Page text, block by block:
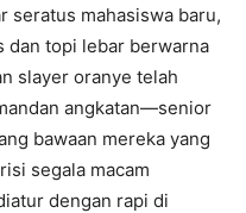
seratus mahasiswa baru,
dan topi lebar berwarna
slayer oranye telah
angkatan—senior
bawaan mereka yang
segala macam
dengan rapi di